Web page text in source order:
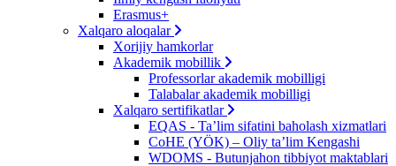
Erasmus+
Xalqaro aloqalar
Xorijiy hamkorlar
Akademik mobillik
Professorlar akademik mobilligi
Talabalar akademik mobilligi
Xalqaro sertifikatlar
EQAS - Ta’lim sifatini baholash xizmatlari
CoHE (YÖK) – Oliy ta’lim Kengashi
WDOMS - Butunjahon tibbiyot maktablari